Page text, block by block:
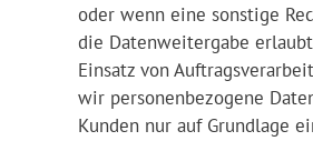
oder wenn eine sonstige
die Datenweitergabe
Einsatz von
wir personenbezogene
Kunden nur auf Grundlage